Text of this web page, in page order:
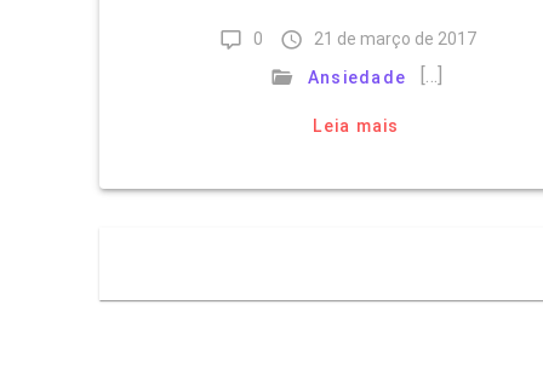
0
21 de março de 2017
Ansiedade
[…]
Leia mais
por